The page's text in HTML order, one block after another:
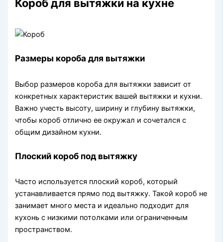
Короб для вытяжки на кухне
Размеры короба для вытяжки
Выбор размеров короба для вытяжки зависит от
конкретных характеристик вашей вытяжки и кухни.
Важно учесть высоту, ширину и глубину вытяжки,
чтобы короб отлично ее окружал и сочетался с
общим дизайном кухни.
Плоский короб под вытяжку
Часто используется плоский короб, который
устанавливается прямо под вытяжку. Такой короб не
занимает много места и идеально подходит для
кухонь с низкими потолками или ограниченным
пространством.